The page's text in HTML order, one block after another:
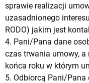
sprawie realizacji
uzasadnionego
RODO) jakim jest
4. Pani/Pana dane
czas trwania umowy, a
końca roku w którym
5. Odbiorcą Pani/